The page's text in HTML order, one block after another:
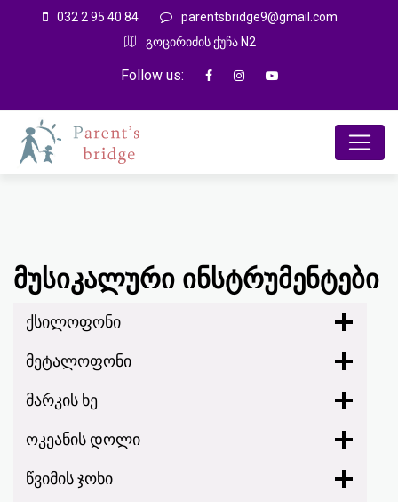
032 2 95 40 84
parentsbridge9@gmail.com
გოცირიძის ქუჩა N2
Follow us:
მუსიკალური ინსტრუმენტები
ქსილოფონი
მეტალოფონი
მარკის ხე
ოკეანის დოლი
წვიმის ჯოხი